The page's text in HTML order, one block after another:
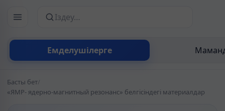
Емделушілерге
Сайттан іздеу
Басты бет/
«ЯМР- ядерно-магнитный резонанс» белгісіндегі материалдар